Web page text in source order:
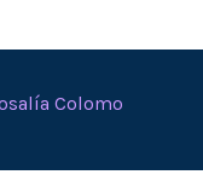
Colomo